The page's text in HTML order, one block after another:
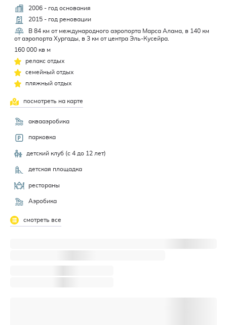
2006 - год основания
2015 - год реновации
В 84 км от международного аэропорта Марса Алама, в 140 км
от аэропорта Хургады, в 3 км от центра Эль-Кусейра.
160 000 кв м
релакс отдых
семейный отдых
пляжный отдых
посмотреть на карте
аквааэробика
парковка
детский клуб (с 4 до 12 лет)
детская площадка
рестораны
Аэробика
смотреть все